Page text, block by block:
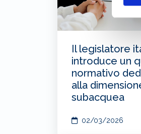
Il legislatore
introduce un
normativo
alla
subacquea
02/03/2026